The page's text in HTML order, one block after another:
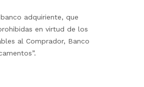
adquiriente, que
en virtud de los
al Comprador, Banco